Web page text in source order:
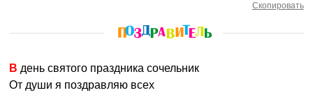
Скопировать
В день святого праздника сочельник
От души я поздравляю всех